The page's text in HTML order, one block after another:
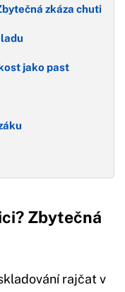
zkáza chuti
jako past
Zbytečná
rajčat v